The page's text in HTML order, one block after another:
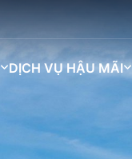
DỊCH VỤ HẬU MÃI